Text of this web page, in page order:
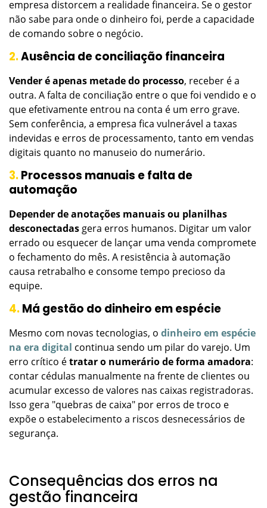
empresa distorcem a realidade financeira. Se o gestor
não sabe para onde o dinheiro foi, perde a capacidade
de comando sobre o negócio.
2.Ausência de conciliação financeira
Vender é apenas metade do processo, receber é a
outra. A falta de conciliação entre o que foi vendido e o
que efetivamente entrou na conta é um erro grave.
Sem conferência, a empresa fica vulnerável a taxas
indevidas e erros de processamento, tanto em vendas
digitais quanto no manuseio do numerário.
3. Processos manuais e falta de
automação
Depender de anotações manuais ou planilhas
desconectadas gera erros humanos. Digitar um valor
errado ou esquecer de lançar uma venda compromete
o fechamento do mês. A resistência à automação
causa retrabalho e consome tempo precioso da
equipe.
4. Má gestão do dinheiro em espécie
Mesmo com novas tecnologias, o dinheiro em espécie
na era digital continua sendo um pilar do varejo. Um
erro crítico étratar o numerário de forma amadora:
contar cédulas manualmente na frente de clientes ou
acumular excesso de valores nas caixas registradoras.
Isso gera "quebras de caixa" por erros de troco e
expõe o estabelecimento a riscos desnecessários de
segurança.
Consequências dos erros na
gestão financeira